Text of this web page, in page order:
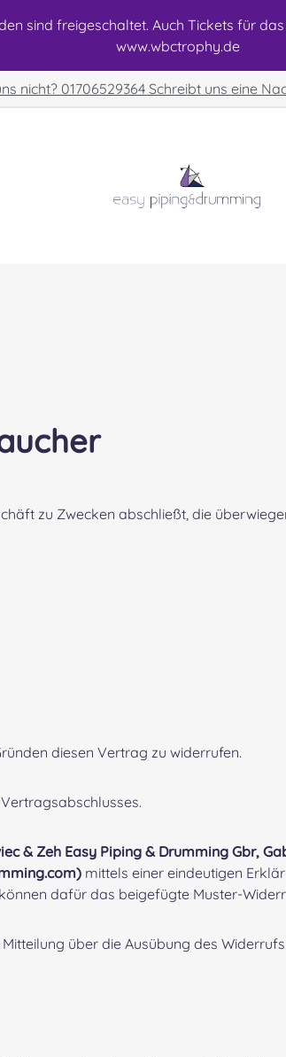
sind freigeschaltet. Auch Tickets für
www.wbctrophy.de
nicht? 01706529364 Schreibt uns eine
zu Zwecken abschließt, die
diesen Vertrag zu widerrufen.
& Zeh Easy Piping & Drumming Gbr,
mittels einer eindeutigen
dafür das beigefügte Muster-
über die Ausübung des